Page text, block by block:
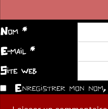
Nom *
E-mail *
Site web
Enregistrer mon